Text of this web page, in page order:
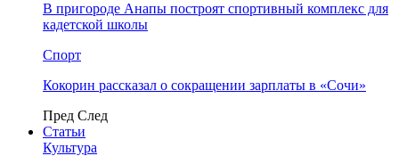
В пригороде Анапы построят спортивный комплекс для
кадетской школы
Спорт
Кокорин рассказал о сокращении зарплаты в «Сочи»
Пред След
Статьи
Культура